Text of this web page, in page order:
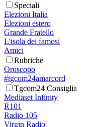
Speciali
Elezioni Italia
Elezioni estero
Grande Fratello
L'isola dei famosi
Amici
Rubriche
Oroscopo
#tgcom24amarcord
Tgcom24 Consiglia
Mediaset Infinity
R101
Radio 105
Virgin Radio